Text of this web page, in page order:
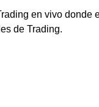
en vivo donde
de Trading.